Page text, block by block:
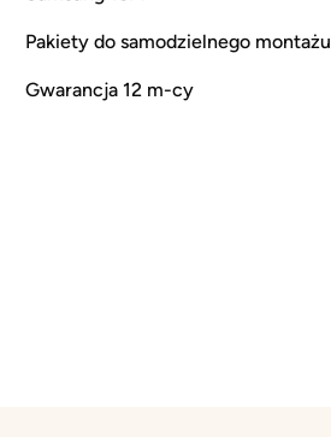
Pakiety do samodzielnego montażu
Gwarancja 12 m-cy